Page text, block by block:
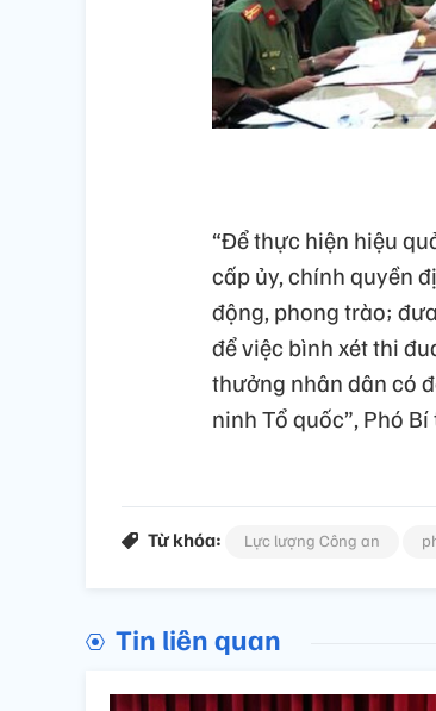
“Để thực hiện hiệu
cấp ủy, chính quyền
động, phong trào;
để việc bình xét thi
thưởng nhân dân có
ninh Tổ quốc”, Phó
Từ khóa: Lực lượng Công an
Tin liên quan